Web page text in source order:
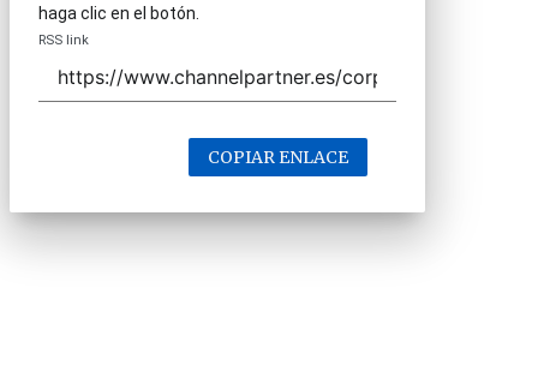
haga clic en el botón.
RSS link
COPIAR ENLACE